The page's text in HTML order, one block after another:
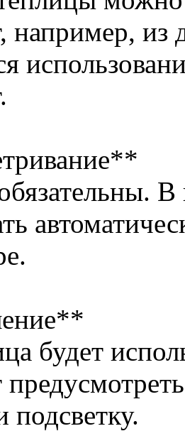
например, из
будет
подсветку.